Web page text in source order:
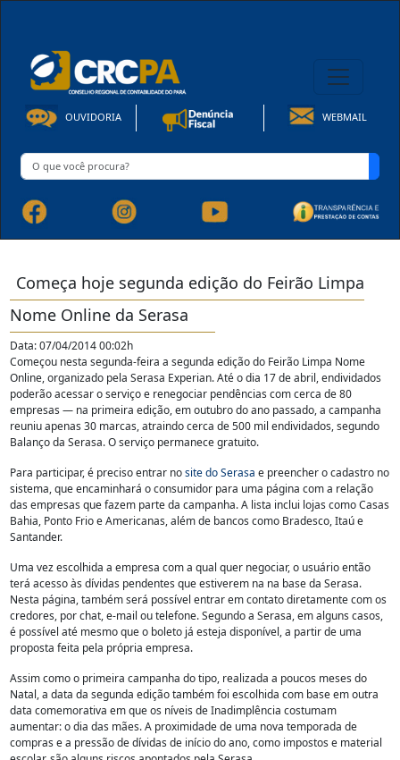
OUVIDORIA WEBMAIL
Começa hoje segunda edição do Feirão Limpa
Nome Online da Serasa
Data: 07/04/2014 00:02h
Começou nesta segunda-feira a segunda edição do Feirão Limpa Nome
Online, organizado pela Serasa Experian. Até o dia 17 de abril, endividados
poderão acessar o serviço e renegociar pendências com cerca de 80
empresas — na primeira edição, em outubro do ano passado, a campanha
reuniu apenas 30 marcas, atraindo cerca de 500 mil endividados, segundo
Balanço da Serasa. O serviço permanece gratuito.
Para participar, é preciso entrar nosite do Serasa e preencher o cadastro no
sistema, que encaminhará o consumidor para uma página com a relação
das empresas que fazem parte da campanha. A lista inclui lojas como Casas
Bahia, Ponto Frio e Americanas, além de bancos como Bradesco, Itaú e
Santander.
Uma vez escolhida a empresa com a qual quer negociar, o usuário então
terá acesso às dívidas pendentes que estiverem na na base da Serasa.
Nesta página, também será possível entrar em contato diretamente com os
credores, por chat, e-mail ou telefone. Segundo a Serasa, em alguns casos,
é possível até mesmo que o boleto já esteja disponível, a partir de uma
proposta feita pela própria empresa.
Assim como o primeira campanha do tipo, realizada a poucos meses do
Natal, a data da segunda edição também foi escolhida com base em outra
data comemorativa em que os níveis de Inadimplência costumam
aumentar: o dia das mães. A proximidade de uma nova temporada de
compras e a pressão de dívidas de início do ano, como impostos e material